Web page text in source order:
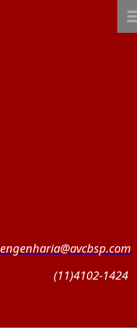
engenharia@avcbsp.com
(11)4102-1424